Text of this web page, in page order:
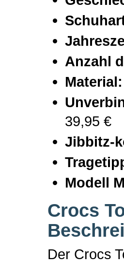
Anzahl
39,95 €
Jibbitz-
Modell
Crocs
Der Crocs